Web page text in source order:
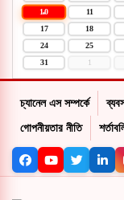
10 11
17
18
24
25
31
1
চ্যানেল এস সম্পর্কে
গোপনীয়তার নীতি